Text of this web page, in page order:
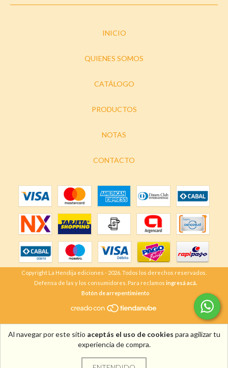
Al navegar por este sitio aceptás el uso de cookies para agilizar tu
experiencia de compra.
INICIO
QUIENES SOMOS
CATÁLOGO
PRODUCTOS
NOTAS
CONTACTO
Copyright La Hendija ediciones - 2026. Todos los derechos reservados.
Defensa de las y los consumidores. Para reclamos ingresá acá.
Botón de arrepentimiento